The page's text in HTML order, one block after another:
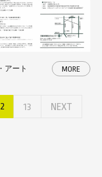
アート MORE
13 NEXT